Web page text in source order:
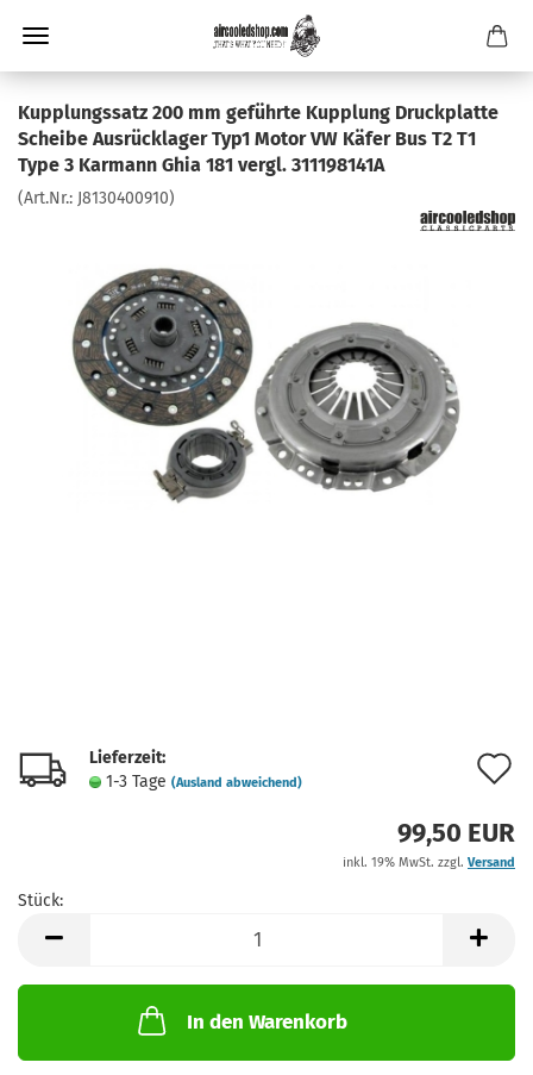
Kupplungssatz 200 mm geführte Kupplung Druckplatte
Scheibe Ausrücklager Typ1 Motor VW Käfer Bus T2 T1
Type 3 Karmann Ghia 181 vergl. 311198141A
(Art.Nr.: J8130400910)
Lieferzeit:
1-3 Tage (Ausland abweichend)
99,50 EUR
inkl. 19% MwSt. zzgl. Versand
Stück:
In den Warenkorb